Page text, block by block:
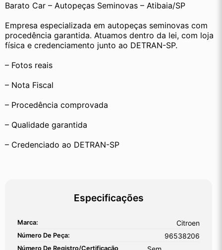
Barato Car – Autopeças Seminovas – Atibaia/SP
Empresa especializada em autopeças seminovas com
procedência garantida. Atuamos dentro da lei, com loja
física e credenciamento junto ao DETRAN-SP.
– Fotos reais
– Nota Fiscal
– Procedência comprovada
– Qualidade garantida
– Credenciado ao DETRAN-SP
Especificações
Marca: Citroen
Número De Peça: 96538206
Número De Registro/certificação